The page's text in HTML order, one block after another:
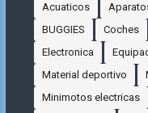
Acuaticos
BUGGIES
Coches
Electronica
Material deportivo
Minimotos electricas